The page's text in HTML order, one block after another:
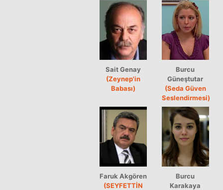
Sait Genay
(Zeynep'in
Babası)
Burcu
Güneştutar
(Seda Güven
Seslendirmesi)
Faruk Akgören
(SEYFETTİN
Burcu
Karakaya